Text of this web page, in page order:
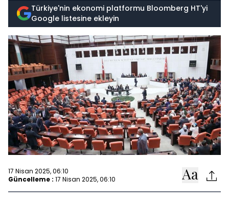
Türkiye'nin ekonomi platformu Bloomberg HT'yi
Google listesine ekleyin
17 Nisan 2025, 06:10
Güncelleme : 17 Nisan 2025, 06:10